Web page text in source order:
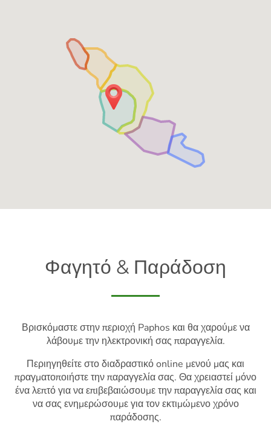
Φαγητό & Παράδοση
Βρισκόμαστε στην περιοχή Paphos και θα χαρούμε να
λάβουμε την ηλεκτρονική σας παραγγελία.
Περιηγηθείτε στο διαδραστικό online μενού μας και
πραγματοποιήστε την παραγγελία σας. Θα χρειαστεί μόνο
ένα λεπτό για να επιβεβαιώσουμε την παραγγελία σας και
να σας ενημερώσουμε για τον εκτιμώμενο χρόνο
παράδοσης.